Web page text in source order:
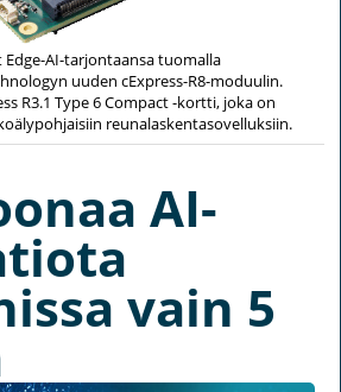
AI-tarjontaansa tuomalla
uuden cExpress-R8-moduulin.
R3.1 Type 6 Compact -kortti, joka on
reunalaskentasovelluksiin.
AI-
vain 5